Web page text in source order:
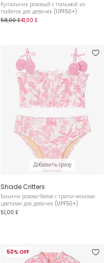
Купальник розовый с пальмой из
пайеток для девочек (UPF50+)
58,00 £41,00 £
Добавить сразу
Shade Critters
Бикини розово-белое с тропическими
цветами для девочек (UPF50+)
51,00 £
50% OFF